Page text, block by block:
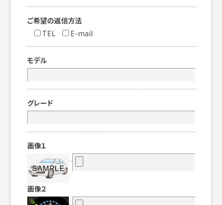
ご希望の返信方法
TEL
E-mail
モデル
グレード
画像１
画像２